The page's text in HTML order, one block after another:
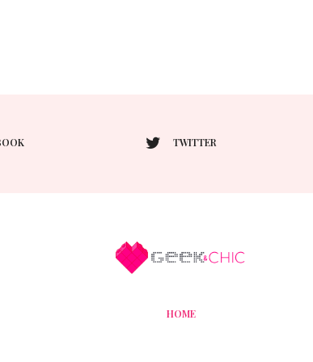
TWITTER
HOME